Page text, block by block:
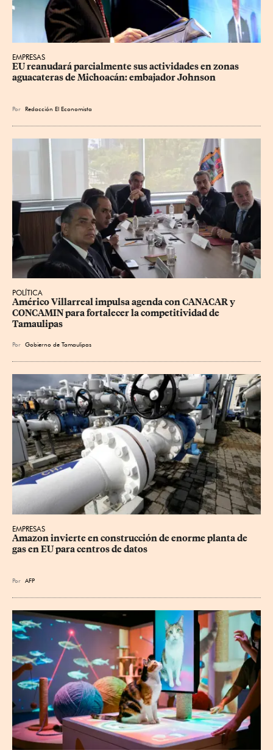
EMPRESAS
EU reanudará parcialmente sus actividades en zonas
aguacateras de Michoacán: embajador Johnson
Por Redacción El Economista
POLÍTICA
Américo Villarreal impulsa agenda con CANACAR y
CONCAMIN para fortalecer la competitividad de
Tamaulipas
Por Gobierno de Tamaulipas
EMPRESAS
Amazon invierte en construcción de enorme planta de
gas en EU para centros de datos
Por AFP